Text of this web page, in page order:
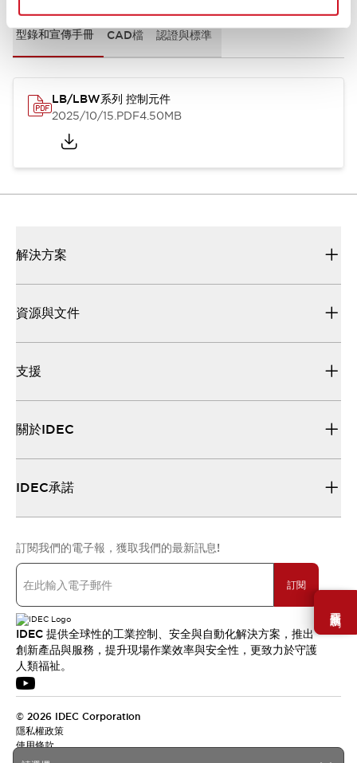
需要幫助嗎？
型錄和宣傳手冊 CAD檔 認證與標準
LB/LBW系列 控制元件
2025/10/15.PDF4.50MB
解決方案
資源與文件
支援
關於IDEC
IDEC承諾
訂閱我們的電子報，獲取我們的最新訊息!
訂閱
IDEC 提供全球性的工業控制、安全與自動化解決方案，推出
創新產品與服務，提升現場作業效率與安全性，更致力於守護
人類福祉。
© 2026 IDEC Corporation
隱私權政策
使用條款